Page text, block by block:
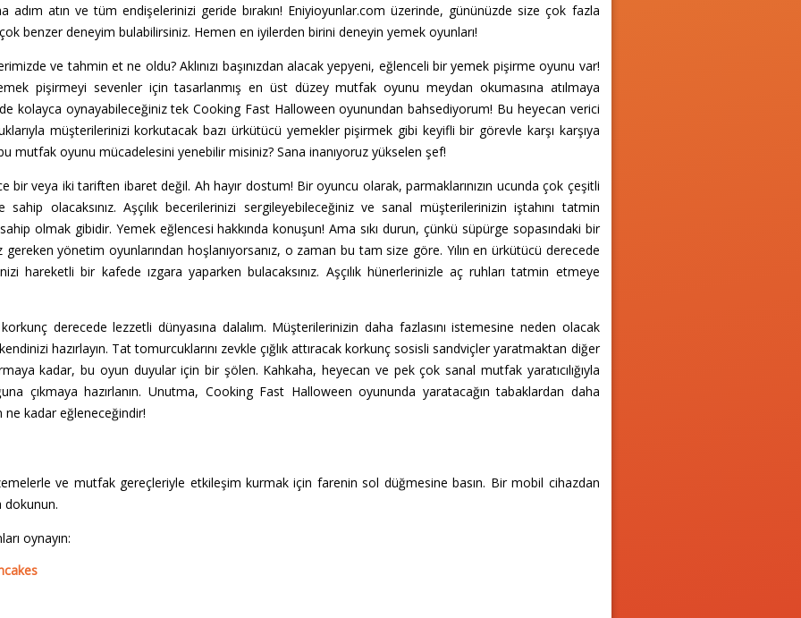
adım atın ve tüm endişelerinizi geride bırakın! Eniyioyunlar.com üzerinde, gününüzde size çok fazla
benzer deneyim bulabilirsiniz. Hemen en iyilerden birini deneyin yemek oyunları!
ve tahmin et ne oldu? Aklınızı başınızdan alacak yepyeni, eğlenceli bir yemek pişirme oyunu var!
pişirmeyi sevenler için tasarlanmış en üst düzey mutfak oyunu meydan okumasına atılmaya
kolayca oynayabileceğiniz tek Cooking Fast Halloween oyunundan bahsediyorum! Bu heyecan verici
müşterilerinizi korkutacak bazı ürkütücü yemekler pişirmek gibi keyifli bir görevle karşı karşıya
bu mutfak oyunu mücadelesini yenebilir misiniz? Sana inanıyoruz yükselen şef!
bir veya iki tariften ibaret değil. Ah hayır dostum! Bir oyuncu olarak, parmaklarınızın ucunda çok çeşitli
olacaksınız. Aşçılık becerilerinizi sergileyebileceğiniz ve sanal müşterilerinizin iştahını tatmin
olmak gibidir. Yemek eğlencesi hakkında konuşun! Ama sıkı durun, çünkü süpürge sopasındaki bir
gereken yönetim oyunlarından hoşlanıyorsanız, o zaman bu tam size göre. Yılın en ürkütücü derecede
hareketli bir kafede ızgara yaparken bulacaksınız. Aşçılık hünerlerinizle aç ruhları tatmin etmeye
derecede lezzetli dünyasına dalalım. Müşterilerinizin daha fazlasını istemesine neden olacak
hazırlayın. Tat tomurcuklarını zevkle çığlık attıracak korkunç sosisli sandviçler yaratmaktan diğer
kadar, bu oyun duyular için bir şölen. Kahkaha, heyecan ve pek çok sanal mutfak yaratıcılığıyla
çıkmaya hazırlanın. Unutma, Cooking Fast Halloween oyununda yaratacağın tabaklardan daha
kadar eğleneceğindir!
ve mutfak gereçleriyle etkileşim kurmak için farenin sol düğmesine basın. Bir mobil cihazdan
dokunun.
oynayın: